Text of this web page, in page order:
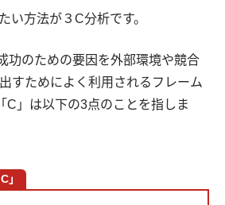
い方法が３C分析です。
功のための要因を外部環境や競合
すためによく利用されるフレーム
C」は以下の3点のことを指しま
」